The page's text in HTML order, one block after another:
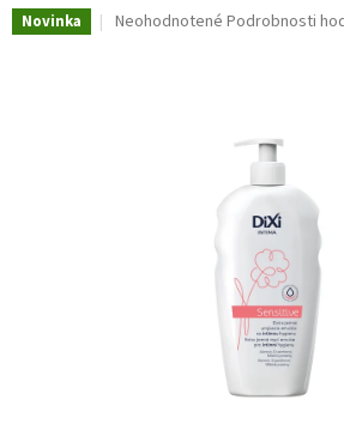
Novinka
Priemerné
Neohodnotené Podrobnosti